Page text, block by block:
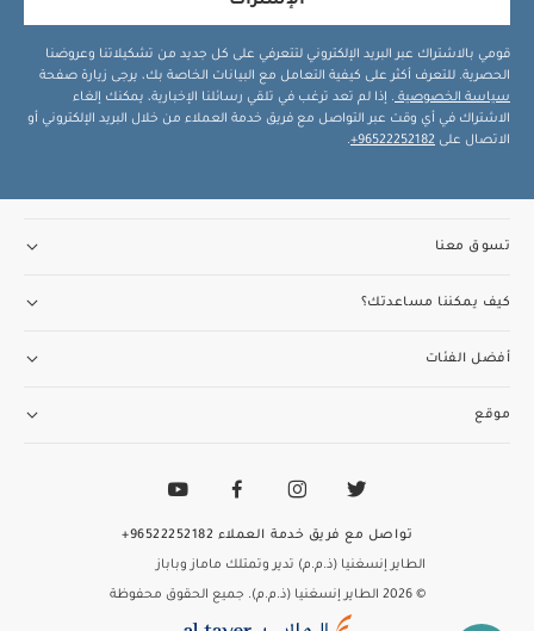
قومي بالاشتراك عبر البريد الإلكتروني لتتعرفي على كل جديد من تشكيلاتنا وعروضنا
الحصرية. للتعرف أكثر على كيفية التعامل مع البيانات الخاصة بك، يرجى زيارة صفحة
سياسة الخصوصية . إذا لم تعد ترغب في تلقي رسائلنا الإخبارية، يمكنك إلغاء
الاشتراك في أي وقت عبر التواصل مع فريق خدمة العملاء من خلال البريد الإلكتروني أو
الاتصال على 96522252182+
.
تسوق معنا
كيف يمكننا مساعدتك؟
أفضل الفئات
موقع
الطاير إنسغنيا (ذ.م.م) تدير وتمتلك ماماز وباباز
© 2026 الطاير إنسغنيا (ذ.م.م). جميع الحقوق محفوظة
تواصل مع فريق خدمة العملاء 96522252182+